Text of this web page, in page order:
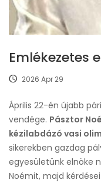
Emlékezetes
2026 Apr 29
Április 22-én újabb
vendége. Pásztor
kézilabdázó vasi
sikerekben gazdag
egyesületünk elnöke
Noémit, majd